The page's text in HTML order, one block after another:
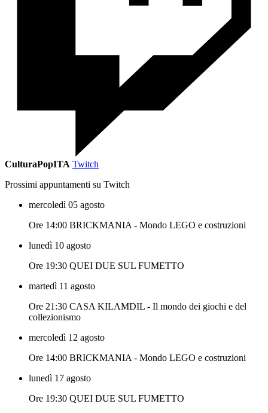
CulturaPopITA Twitch
Prossimi appuntamenti su Twitch
mercoledì 05 agosto
Ore 14:00 BRICKMANIA - Mondo LEGO e costruzioni
lunedì 10 agosto
Ore 19:30 QUEI DUE SUL FUMETTO
martedì 11 agosto
Ore 21:30 CASA KILAMDIL - Il mondo dei giochi e del
collezionismo
mercoledì 12 agosto
Ore 14:00 BRICKMANIA - Mondo LEGO e costruzioni
lunedì 17 agosto
Ore 19:30 QUEI DUE SUL FUMETTO